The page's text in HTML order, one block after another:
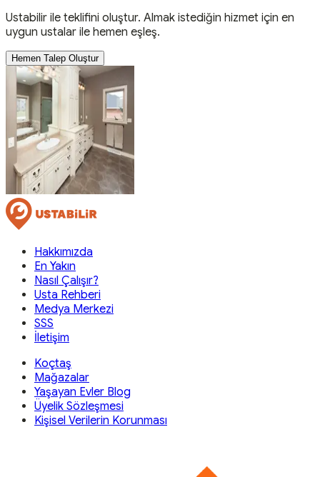
Ustabilir ile teklifini oluştur. Almak istediğin hizmet için en
uygun ustalar ile hemen eşleş.
Hemen Talep Oluştur
Hakkımızda
En Yakın
Nasıl Çalışır?
Usta Rehberi
Medya Merkezi
SSS
İletişim
Koçtaş
Mağazalar
Yaşayan Evler Blog
Üyelik Sözleşmesi
Kişisel Verilerin Korunması